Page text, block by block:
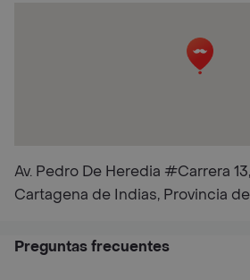
Av. Pedro De Heredia #Carrera
Cartagena de Indias, Provincia
Preguntas frecuentes